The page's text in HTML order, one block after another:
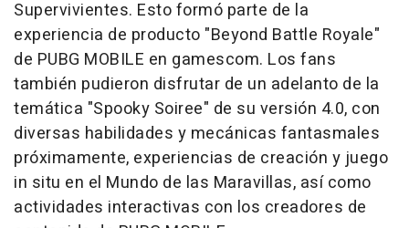
Supervivientes. Esto formó parte de la
experiencia de producto "Beyond Battle Royale"
de PUBG MOBILE en gamescom. Los fans
también pudieron disfrutar de un adelanto de la
temática "Spooky Soiree" de su versión 4.0, con
diversas habilidades y mecánicas fantasmales
próximamente, experiencias de creación y juego
in situ en el Mundo de las Maravillas, así como
actividades interactivas con los creadores de